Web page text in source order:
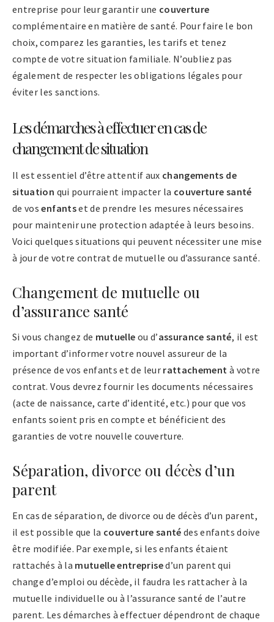
entreprise pour leur garantir une couverture
complémentaire en matière de santé. Pour faire le bon
choix, comparez les garanties, les tarifs et tenez
compte de votre situation familiale. N’oubliez pas
également de respecter les obligations légales pour
éviter les sanctions.
Les démarches à effectuer en cas de
changement de situation
Il est essentiel d’être attentif aux changements de
situation qui pourraient impacter la couverture santé
de vosenfantset de prendre les mesures nécessaires
pour maintenir une protection adaptée à leurs besoins.
Voici quelques situations qui peuvent nécessiter une mise
à jour de votre contrat de mutuelle ou d’assurance santé.
Changement de mutuelle ou
d’assurance santé
Si vous changez de mutuelle ou d’assurance santé, il est
important d’informer votre nouvel assureur de la
présence de vos enfants et de leur rattachement à votre
contrat. Vous devrez fournir les documents nécessaires
(acte de naissance, carte d’identité, etc.) pour que vos
enfants soient pris en compte et bénéficient des
garanties de votre nouvelle couverture.
Séparation, divorce ou décès d’un
parent
En cas de séparation, de divorce ou de décès d’un parent,
il est possible que la couverture santé des enfants doive
être modifiée. Par exemple, si les enfants étaient
rattachés à la mutuelle entreprised’un parent qui
change d’emploi ou décède, il faudra les rattacher à la
mutuelle individuelle ou à l’assurance santé de l’autre
parent. Les démarches à effectuer dépendront de chaque